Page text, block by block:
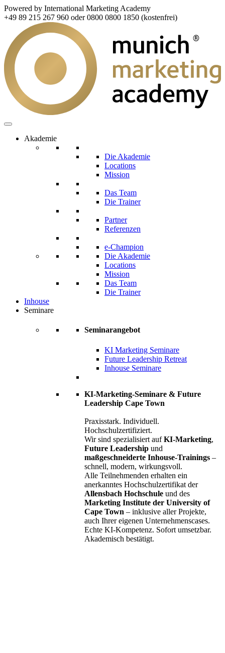
Powered by International Marketing Academy
+49 89 215 267 960 oder 0800 0800 1850 (kostenfrei)
Akademie
Die Akademie
Locations
Mission
Das Team
Die Trainer
Partner
Referenzen
e-Champion
Die Akademie
Locations
Mission
Das Team
Die Trainer
Inhouse
Seminare
Seminarangebot
KI Marketing Seminare
Future Leadership Retreat
Inhouse Seminare
KI-Marketing-Seminare & Future
Leadership Cape Town
Praxisstark. Individuell.
Hochschulzertifiziert.
Wir sind spezialisiert aufKI-Marketing,
Future Leadership und
maßgeschneiderte Inhouse-Trainings –
schnell, modern, wirkungsvoll.
Alle Teilnehmenden erhalten ein
anerkanntes Hochschulzertifikat der
Allensbach Hochschule und des
Marketing Institute der University of
Cape Town – inklusive aller Projekte,
auch Ihrer eigenen Unternehmenscases.
Echte KI-Kompetenz. Sofort umsetzbar.
Akademisch bestätigt.